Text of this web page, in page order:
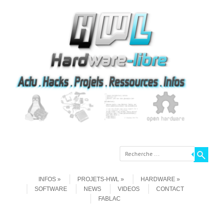
Recherche
INFOS
PROJETS-HWL
HARDWARE
SOFTWARE
NEWS VIDEOS
CONTACT
FABLAC